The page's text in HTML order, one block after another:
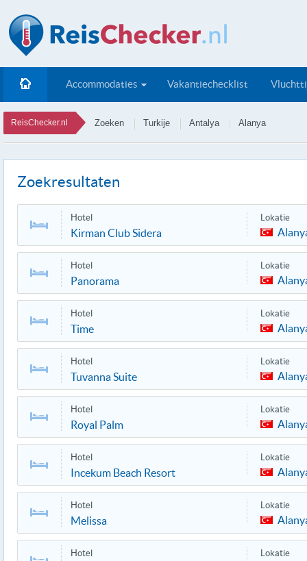
Accommodaties Vakantiechecklist
ReisChecker.nl Zoeken Turkije Antalya Alanya
Zoekresultaten
Hotel
Kirman Club Sidera
Lokatie
Hotel
Panorama
Lokatie
Hotel
Time
Lokatie
Hotel
Tuvanna Suite
Lokatie
Hotel
Royal Palm
Lokatie
Hotel
Incekum Beach Resort
Lokatie
Hotel
Melissa
Lokatie
Hotel Lokatie